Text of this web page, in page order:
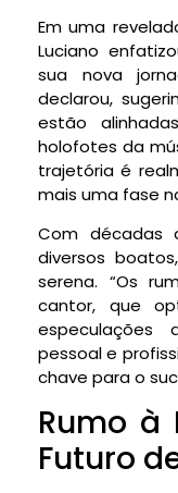
Em uma
Luciano
sua nova
declarou,
estão
holofotes da
trajetória é
mais uma fase
Com décadas
diversos
serena. “Os
cantor, que
especulações
pessoal e
chave para o
Rumo à
Futuro